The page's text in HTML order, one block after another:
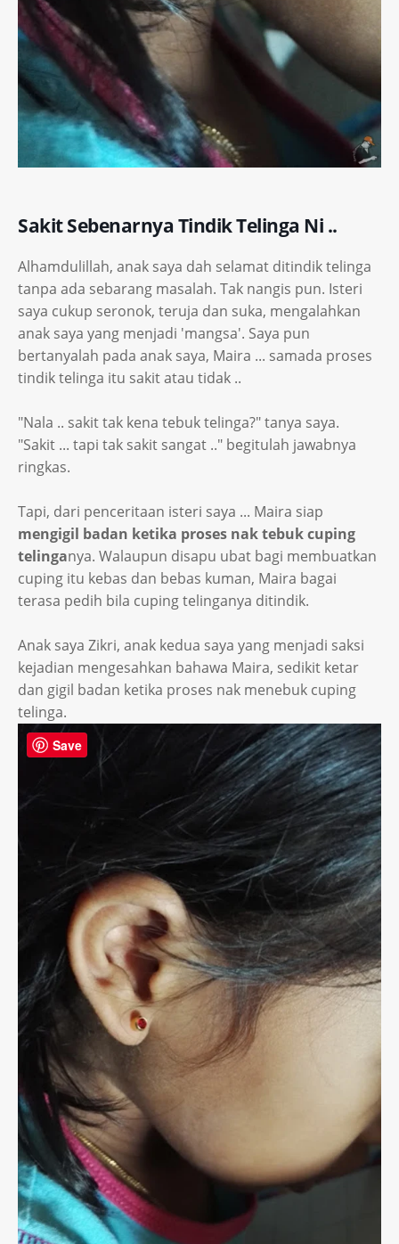
Sakit Sebenarnya Tindik Telinga Ni ..
Alhamdulillah, anak saya dah selamat ditindik telinga
tanpa ada sebarang masalah. Tak nangis pun. Isteri
saya cukup seronok, teruja dan suka, mengalahkan
anak saya yang menjadi 'mangsa'. Saya pun
bertanyalah pada anak saya, Maira ... samada proses
tindik telinga itu sakit atau tidak ..
"Nala .. sakit tak kena tebuk telinga?" tanya saya.
"Sakit ... tapi tak sakit sangat .." begitulah jawabnya
ringkas.
Tapi, dari penceritaan isteri saya ... Maira siap
mengigil badan ketika proses nak tebuk cuping
telinganya. Walaupun disapu ubat bagi membuatkan
cuping itu kebas dan bebas kuman, Maira bagai
terasa pedih bila cuping telinganya ditindik.
Anak saya Zikri, anak kedua saya yang menjadi saksi
kejadian mengesahkan bahawa Maira, sedikit ketar
dan gigil badan ketika proses nak menebuk cuping
telinga.
Save